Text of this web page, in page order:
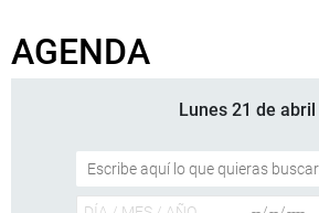
AGENDA
Lunes 21 de abril